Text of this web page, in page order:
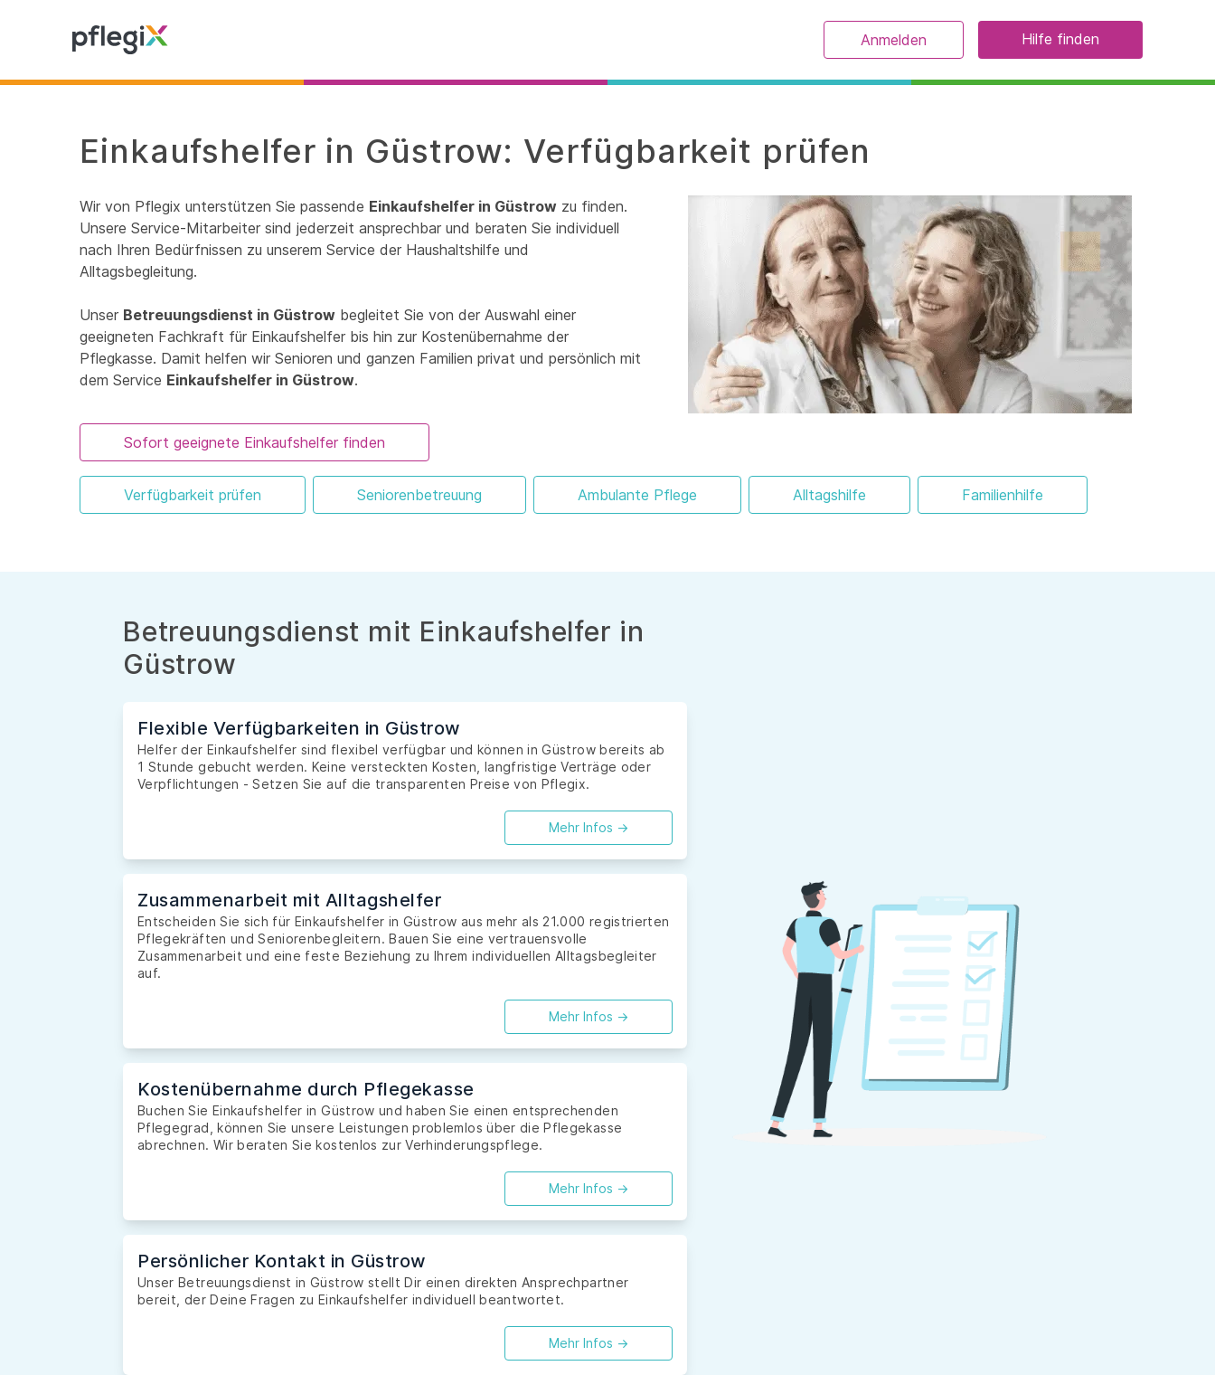
Anmelden Hilfe finden
Einkaufshelfer in Güstrow: Verfügbarkeit prüfen
Wir von Pflegix unterstützen Sie passende Einkaufshelfer in Güstrow zu finden.
Unsere Service-Mitarbeiter sind jederzeit ansprechbar und beraten Sie individuell
nach Ihren Bedürfnissen zu unserem Service der Haushaltshilfe und
Alltagsbegleitung.
Unser Betreuungsdienst in Güstrow begleitet Sie von der Auswahl einer
geeigneten Fachkraft für Einkaufshelfer bis hin zur Kostenübernahme der
Pflegkasse. Damit helfen wir Senioren und ganzen Familien privat und persönlich mit
dem Service Einkaufshelfer in Güstrow.
Sofort geeignete Einkaufshelfer finden
Verfügbarkeit prüfen Seniorenbetreuung Ambulante Pflege Alltagshilfe Familienhilfe
Betreuungsdienst mit Einkaufshelfer in
Güstrow
Flexible Verfügbarkeiten in Güstrow
Helfer der Einkaufshelfer sind flexibel verfügbar und können in Güstrow bereits ab
1 Stunde gebucht werden. Keine versteckten Kosten, langfristige Verträge oder
Verpflichtungen - Setzen Sie auf die transparenten Preise von Pflegix.
Mehr Infos ->
Zusammenarbeit mit Alltagshelfer
Entscheiden Sie sich für Einkaufshelfer in Güstrow aus mehr als 21.000 registrierten
Pflegekräften und Seniorenbegleitern. Bauen Sie eine vertrauensvolle
Zusammenarbeit und eine feste Beziehung zu Ihrem individuellen Alltagsbegleiter
auf.
Mehr Infos ->
Kostenübernahme durch Pflegekasse
Buchen Sie Einkaufshelfer in Güstrow und haben Sie einen entsprechenden
Pflegegrad, können Sie unsere Leistungen problemlos über die Pflegekasse
abrechnen. Wir beraten Sie kostenlos zur Verhinderungspflege.
Mehr Infos ->
Persönlicher Kontakt in Güstrow
Unser Betreuungsdienst in Güstrow stellt Dir einen direkten Ansprechpartner
bereit, der Deine Fragen zu Einkaufshelfer individuell beantwortet.
Mehr Infos ->